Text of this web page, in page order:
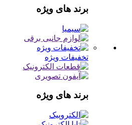
برند های ویژه
تخفیفات ویژه
برند های ویژه